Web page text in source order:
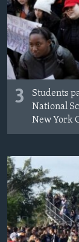
3
Students
National
New York